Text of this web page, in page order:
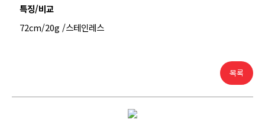
특징/비교
72cm/20g /스테인레스
목록